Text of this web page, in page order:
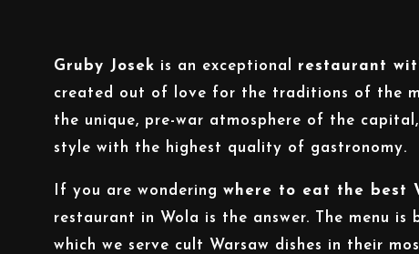
Gruby Josek is an exceptional restaurant
created out of love for the traditions of the
the unique, pre-war atmosphere of the
style with the highest quality of gastronomy.
If you are wondering where to eat the best
restaurant in Wola is the answer. The menu is
which we serve cult Warsaw dishes in their